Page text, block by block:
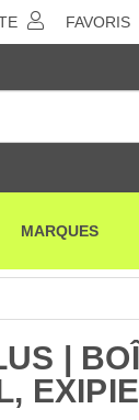
FAVORIS
MARQUES
|